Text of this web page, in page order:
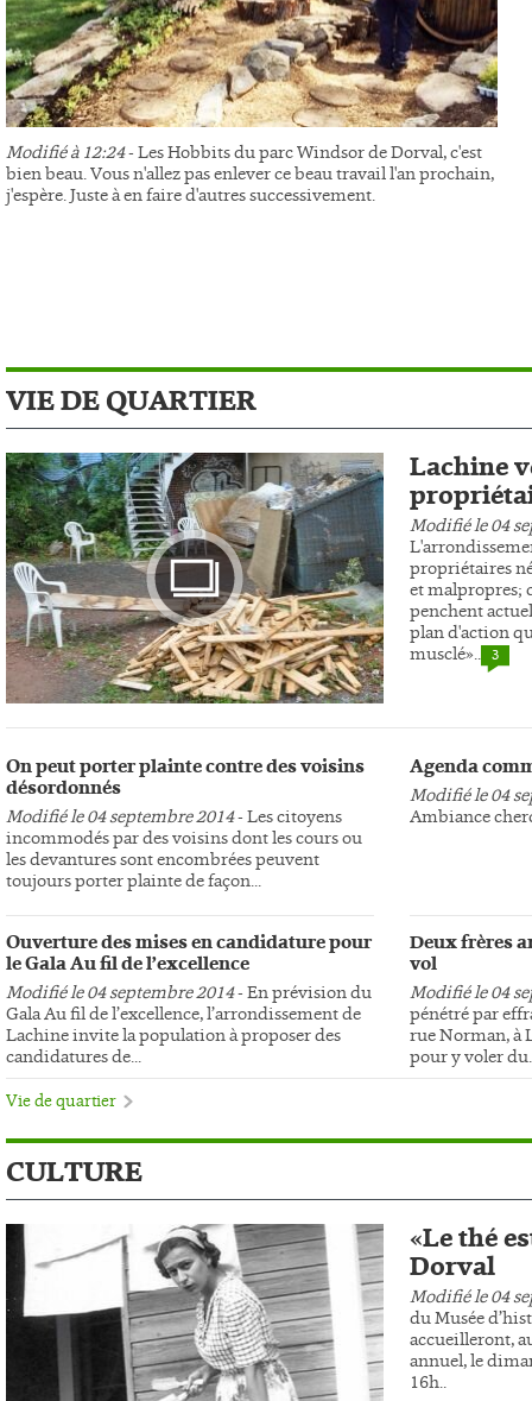
Modifié à 12:24- Les Hobbits du parc Windsor de Dorval, c'est
bien beau. Vous n'allez pas enlever ce beau travail l'an prochain,
j'espère. Juste à en faire d'autres successivement.
VIE DE QUARTIER
Lachine
Modifié le 04
propriétaires
et malpropres;
penchent
plan d'action
musclé».. 3
Photo
On peut porter plainte contre des voisins
désordonnés
Modifié le 04 septembre 2014- Les citoyens
incommodés par des voisins dont les cours ou
les devantures sont encombrées peuvent
toujours porter plainte de façon...
Ouverture des mises en candidature pour
le Gala Au fil de l’excellence
Modifié le 04 septembre 2014- En prévision du
Gala Au fil de l’excellence, l’arrondissement de
Lachine invite la population à proposer des
candidatures de...
Agenda
Modifié le 04
Ambiance
Deux frères
vol
Modifié le 04
pénétré par
rue Norman, à
pour y voler
Vie de quartier
CULTURE
«Le thé
Dorval
Modifié le 04
du Musée
accueilleront,
annuel, le
16h..